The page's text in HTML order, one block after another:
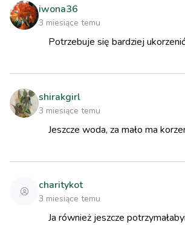
iwona36
3 miesiące temu
Potrzebuje się bardziej ukorzenić
shirakgirl
3 miesiące temu
Jeszcze woda, za mało ma
charitykot
3 miesiące temu
Ja również jeszcze